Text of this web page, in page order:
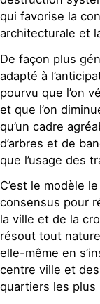
qui favorise la
architecturale et
De façon plus
adapté à
pourvu que l’on
et que l’on
qu’un cadre
d’arbres et de
que l’usage des
C’est le modèle
consensus pour
la ville et de la
résout tout
elle-même en
centre ville et
quartiers les plus